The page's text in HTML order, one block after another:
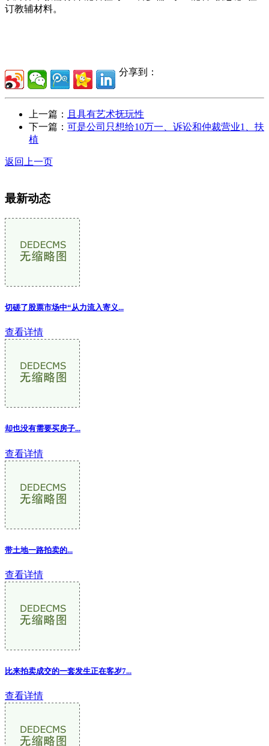
订教辅材料。
分享到：
上一篇：
且具有艺术抚玩性
下一篇： 可是公司只想给10万一、诉讼和仲裁营业1、扶
植
返回上一页
最新动态
切磋了股票市场中“从力流入寄义...
查看详情
却也没有需要买房子...
查看详情
带土地一路拍卖的...
查看详情
比来拍卖成交的一套发生正在客岁7...
查看详情